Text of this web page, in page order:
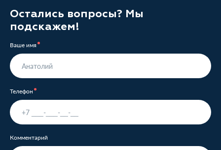
Остались вопросы? Мы
подскажем!
Ваше имя
Телефон
Комментарий